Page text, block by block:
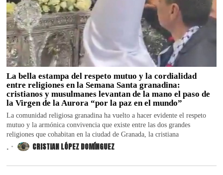
La bella estampa del respeto mutuo y la cordialidad
entre religiones en la Semana Santa granadina:
cristianos y musulmanes levantan de la mano el paso de
la Virgen de la Aurora “por la paz en el mundo”
La comunidad religiosa granadina ha vuelto a hacer evidente el respeto
mutuo y la armónica convivencia que existe entre las dos grandes
religiones que cohabitan en la ciudad de Granada, la cristiana
. CRISTIAN LÓPEZ DOMÍNGUEZ